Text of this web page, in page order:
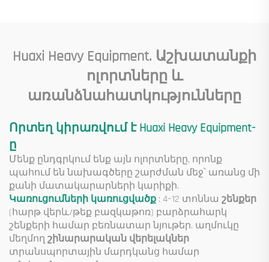
մանժեթ պոմպ շարժիչ
Ներքին
բեռնվածություն
Huaxi Heavy Equipment. Աշխատանքի
ոլորտները և
առանձնահատկությունները
Որտեղ կիրառվում է Huaxi Heavy Equipment-
ը
Մենք ընդգրկում ենք այն ոլորտները, որոնք
պահում են նախագծերը շարժման մեջ՝ առանց մի
քանի մատակարարների կարիքի.
Կառուցումների կառուցվածք : 4–12 տոննա շենքեր
(հարթ վերև/թեք բազկաթոռ) բարձրահարկ
շենքերի համար բեռնատար նյութեր. աղմուկը
մեղմող շինարարական վերելակներ
տրանսպորտային մարդկանց համար